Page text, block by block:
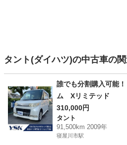
タント(ダイハツ)の中古車の
誰でも分割購入可能
ム Xリミテッド
310,000円
タント
91,500km 2009年
寝屋川市駅